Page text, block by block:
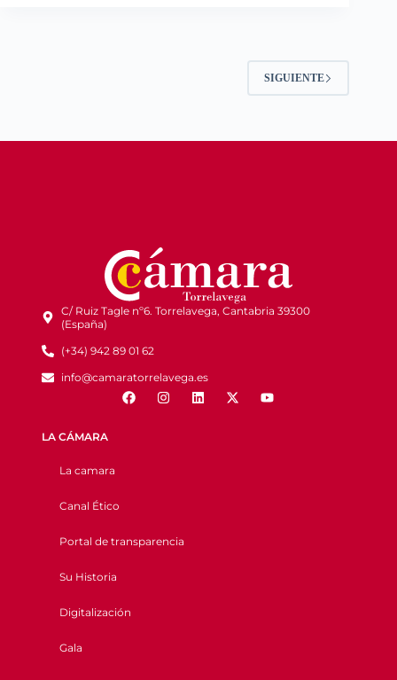
SIGUIENTE
C/ Ruiz Tagle nº6. Torrelavega, Cantabria 39300
(España)
(+34) 942 89 01 62
info@camaratorrelavega.es
LA CÁMARA
La camara
Canal Ético
Portal de transparencia
Su Historia
Digitalización
Gala